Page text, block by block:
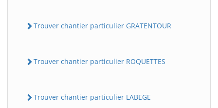
Trouver chantier particulier GRATENTOUR
Trouver chantier particulier ROQUETTES
Trouver chantier particulier LABEGE